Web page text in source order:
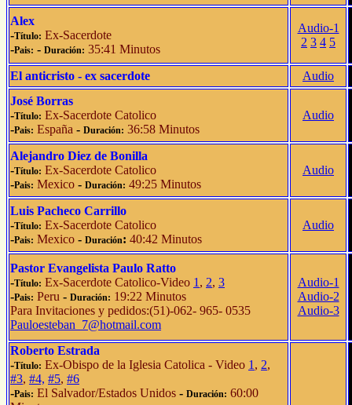
Alex
-Título: Ex-Sacerdote
-Pais: - Duración: 35:41 Minutos
Audio-1
2 3 4 5
El anticristo - ex sacerdote
Audio
José Borras
-Título: Ex-Sacerdote Catolico
-Pais: España - Duración: 36:58 Minutos
Audio
Alejandro Diez de Bonilla
-Título: Ex-Sacerdote Catolico
-Pais: Mexico - Duración: 49:25 Minutos
Audio
Luis Pacheco Carrillo
-Título: Ex-Sacerdote Catolico
-Pais: Mexico - Duración: 40:42 Minutos
Audio
Pastor Evangelista Paulo Ratto
-Título: Ex-Sacerdote Catolico-Video 1 , 2, 3
-Pais: Peru - Duración: 19:22 Minutos
Para Invitaciones y pedidos:(51)-062- 965- 0535
Pauloesteban_7@hotmail.com
Audio-1
Audio-2
Audio-3
Roberto Estrada
-Título: Ex-Obispo de la Iglesia Catolica - Video 1 , 2,
#3, #4, #5, #6
-Pais: El Salvador/Estados Unidos - Duración: 60:00